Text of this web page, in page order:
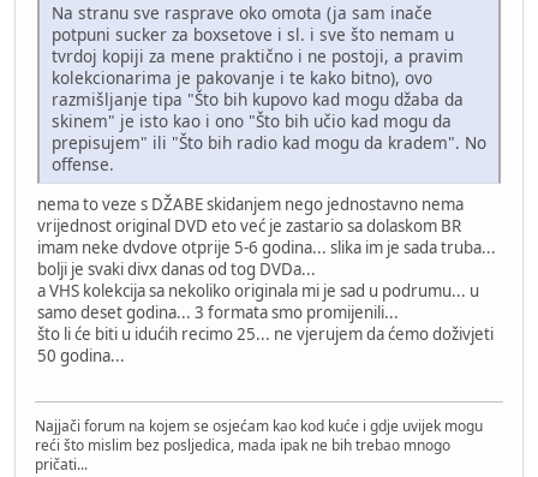
Na stranu sve rasprave oko omota (ja sam inače
potpuni sucker za boxsetove i sl. i sve što nemam u
tvrdoj kopiji za mene praktično i ne postoji, a pravim
kolekcionarima je pakovanje i te kako bitno), ovo
razmišljanje tipa "Što bih kupovo kad mogu džaba da
skinem" je isto kao i ono "Što bih učio kad mogu da
prepisujem" ili "Što bih radio kad mogu da kradem". No
offense.
nema to veze s DŽABE skidanjem nego jednostavno nema
vrijednost original DVD eto već je zastario sa dolaskom BR
imam neke dvdove otprije 5-6 godina... slika im je sada truba...
bolji je svaki divx danas od tog DVDa...
a VHS kolekcija sa nekoliko originala mi je sad u podrumu... u
samo deset godina... 3 formata smo promijenili...
što li će biti u idućih recimo 25... ne vjerujem da ćemo doživjeti
50 godina...
Najjači forum na kojem se osjećam kao kod kuće i gdje uvijek mogu
reći što mislim bez posljedica, mada ipak ne bih trebao mnogo
pričati...